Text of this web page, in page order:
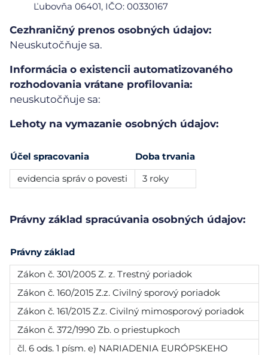
Ľubovňa 06401, IČO: 00330167
Cezhraničný prenos osobných údajov:
Neuskutočňuje sa.
Informácia o existencii automatizovaného
rozhodovania vrátane profilovania:
neuskutočňuje sa:
Lehoty na vymazanie osobných údajov:
Účel spracovania
Doba trvania
evidencia správ o povesti
3 roky
Právny základ spracúvania osobných údajov:
Právny základ
Zákon č. 301/2005 Z. z. Trestný poriadok
Zákon č. 160/2015 Z.z. Civilný sporový poriadok
Zákon č. 161/2015 Z.z. Civilný mimosporový poriadok
Zákon č. 372/1990 Zb. o priestupkoch
čl. 6 ods. 1 písm. e) NARIADENIA EURÓPSKEHO